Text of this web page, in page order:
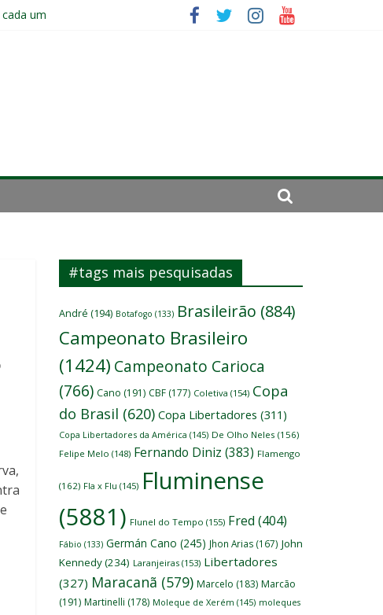
um
do atacante
#tags mais pesquisadas
André (194) Botafogo (133) Brasileirão (884)
Campeonato Brasileiro
(1424) Campeonato Carioca
(766) Cano (191) CBF (177) Coletiva (154) Copa
do Brasil (620) Copa Libertadores (311)
Copa Libertadores da América (145) De Olho Neles (156)
Felipe Melo (148) Fernando Diniz (383) Flamengo
(162) Fla x Flu (145) Fluminense
(5881) Flunel do Tempo (155) Fred (404)
Fábio (133) Germán Cano (245) Jhon Arias (167) John
Kennedy(234) Laranjeiras (153) Libertadores
(327) Maracanã (579) Marcelo (183) Marcão
(191) Martinelli (178) Moleque de Xerém (145) moleques